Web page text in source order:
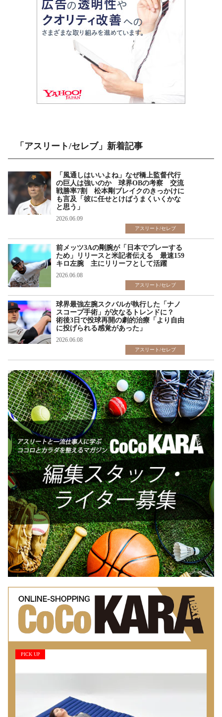
「アスリート/セレブ」新着記事
「風通しはいいよね」なぜ橋上監督代行
の巨人は強いのか 球界OBの考察 交流
戦勝率7割 松本剛ブレイクのきっかけに
も言及「彼に任せとけばうまくいくかな
と思う」
2026.06.09
アスリート/セレブ
前メッツ3Aの剛腕が「日本でプレーする
ため」リリースと米記者伝える 最速159
キロ左腕 主にリリーフとして活躍
2026.06.08
アスリート/セレブ
球界最強左腕スクバルが執行した「ナノ
スコープ手術」が次なるトレンドに？
術後3日で投球再開の劇的治療「より自由
に投げられる感覚があった」
2026.06.08
アスリート/セレブ
PICK UP